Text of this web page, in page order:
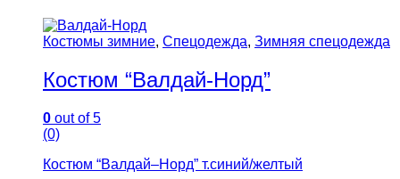
Костюмы зимние, Спецодежда, Зимняя спецодежда
Костюм “Валдай-Норд”
0 out of 5
(0)
Костюм “Валдай–Норд” т.синий/желтый